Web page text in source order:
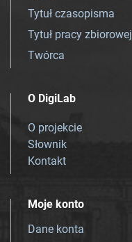
Tytuł czasopisma
Tytuł pracy zbiorowej
Twórca
O DigiLab
O projekcie
Słownik
Kontakt
Moje konto
Dane konta